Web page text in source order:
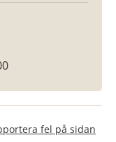
fel på sidan